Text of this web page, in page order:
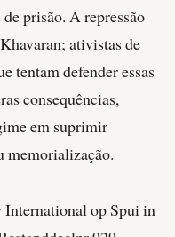
prisão. A repressão
ativistas de
tentam defender essas
consequências,
em suprimir
memorialização.